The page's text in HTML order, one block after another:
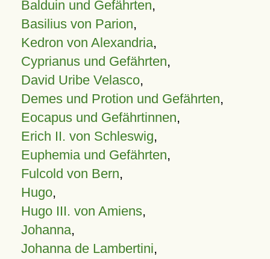
Balduin und Gefährten,
Basilius von Parion,
Kedron von Alexandria,
Cyprianus und Gefährten,
David Uribe Velasco,
Demes und Protion und Gefährten,
Eocapus und Gefährtinnen,
Erich II. von Schleswig,
Euphemia und Gefährten,
Fulcold von Bern,
Hugo,
Hugo III. von Amiens,
Johanna,
Johanna de Lambertini,